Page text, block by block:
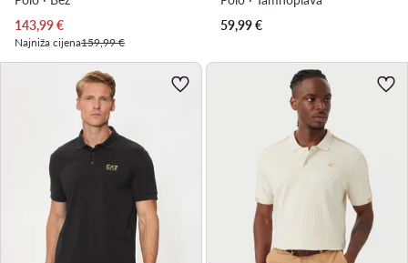
Trenutna cijena
143,99€
Najniža cijena159,99 €
59,99€